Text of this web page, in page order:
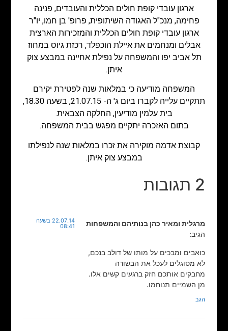
ארגון עובדי קופת חולים הכללית והעובדים, פנינה
פחימה, מנכ"ל האגודה השיתופית, פרופ' בן חמו, יו"ר
ארגון עובדי קופת חולים הכללית והמזכירות הארצית
אבלים ומנחמים את איילת הוכפלד, רכזת גיוס במחוז
תל אביב יפו והמשפחה על נפילת אחיינה במבצע צוק
איתן.
המשפחה מודיעה כי במלאות שנה לפטירת יקירם
תתקיים עלייה לקברו ביום ג' ה- 21.07.15, בשעה 18.30,
בית עלמין מודיעין, החלקה הצבאית.
בתום האזכרה יתקיים מפגש בבית המשפחה.
קבוצת אדמה מוקירה את זכרו במלאות שנה לנפילתו
במבצע צוק איתן.
2 תגובות
מרגלית ומאיר כהן בנותיהם והמשפחות
הגיב:
22.07.14 בשעה
08:41
כואבים ומבכים על מותו של דולב בנכם,
לא מסוגלים לעכל את הבשורה
מחבקים אותכם חזק ברגעים קשים אלו.
מן השמיים תנוחמו.
הגב